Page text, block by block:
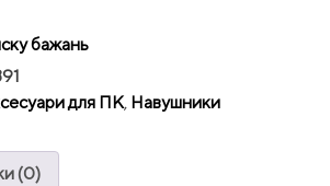
бажань
для ПК, Навушники
(0)